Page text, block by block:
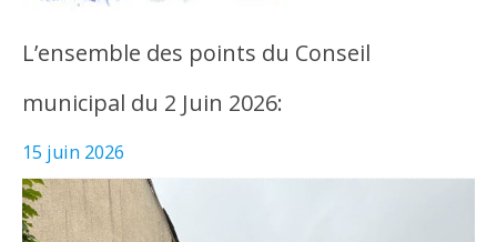
L’ensemble des points du Conseil
municipal du 2 Juin 2026:
15 juin 2026